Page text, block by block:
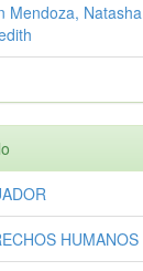
Mendoza, Natasha
HUMANOS